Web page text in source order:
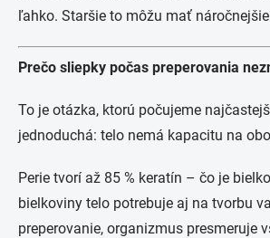
ľahko. Staršie to môžu mať
Prečo sliepky počas preperovania
To je otázka, ktorú počujeme
jednoduchá: telo nemá kapacitu na
Perie tvorí až 85 % keratín – čo je
bielkoviny telo potrebuje aj na tvorbu
preperovanie, organizmus presmeruje